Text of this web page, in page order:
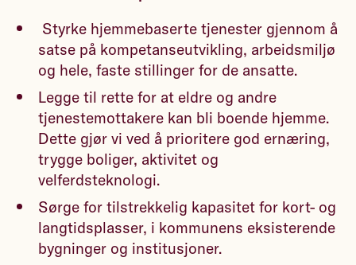
Styrke hjemmebaserte tjenester gjennom å
satse på kompetanseutvikling, arbeidsmiljø
og hele, faste stillinger for de ansatte.
Legge til rette for at eldre og andre
tjenestemottakere kan bli boende hjemme.
Dette gjør vi ved å prioritere god ernæring,
trygge boliger, aktivitet og
velferdsteknologi.
Sørge for tilstrekkelig kapasitet for kort- og
langtidsplasser, i kommunens eksisterende
bygninger og institusjoner.